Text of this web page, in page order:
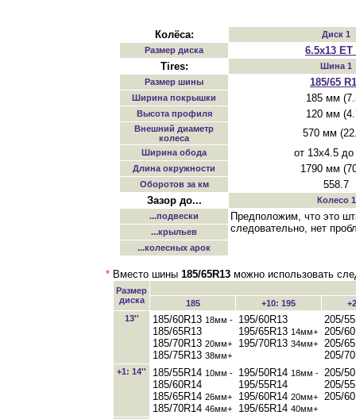
Колёса:
Диск 1
Размер диска
6.5x13 ET
Tires:
Шина 1
Размер шины
185/65
Ширина покрышки 185 мм
Высота профиля 120 мм
Внешний диаметр
колеса
570 мм
Ширина обода от 13x4.5 до
Длина окружности 1790 мм
Оборотов за км
558.7
Зазор до...
Колесо 1
...подвески
Предположим, что это
следовательно, нет
...крыльев
...колесных арок
*Вместо шины 185/65R13можно использовать
Размер
диска
185 +10: 195
13''
185/60R13 18мм -
185/65R13
185/70R13 20мм+
185/75R13 38мм+
195/60R13
195/65R13 14мм+
195/70R13 34мм+
205/
205/
205/
205/
+1: 14'' 185/55R14 10мм -
185/60R14
185/65R14 26мм+
185/70R14 46мм+
195/50R14 18мм -
195/55R14
195/60R14 20мм+
195/65R14 40мм+
205/
205/
205/